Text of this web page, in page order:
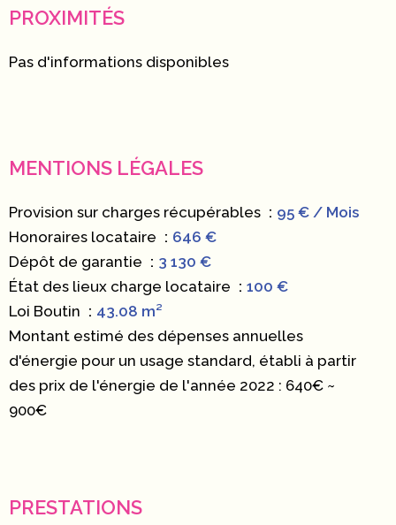
PROXIMITÉS
Pas d'informations disponibles
MENTIONS LÉGALES
Provision sur charges récupérables
95 € / Mois
Honoraires locataire
646 €
Dépôt de garantie
3 130 €
État des lieux charge locataire
100 €
Loi Boutin
43.08 m²
Montant estimé des dépenses annuelles
d'énergie pour un usage standard, établi à partir
des prix de l'énergie de l'année 2022 : 640€ ~
900€
PRESTATIONS